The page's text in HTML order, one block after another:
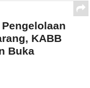
KABB
Buka